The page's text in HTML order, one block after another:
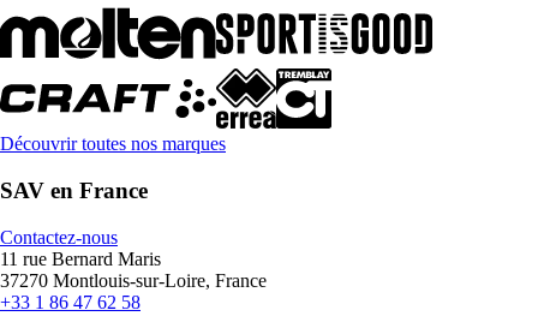
Découvrir toutes nos marques
SAV en France
Contactez-nous
11 rue Bernard Maris
37270 Montlouis-sur-Loire, France
+33 1 86 47 62 58